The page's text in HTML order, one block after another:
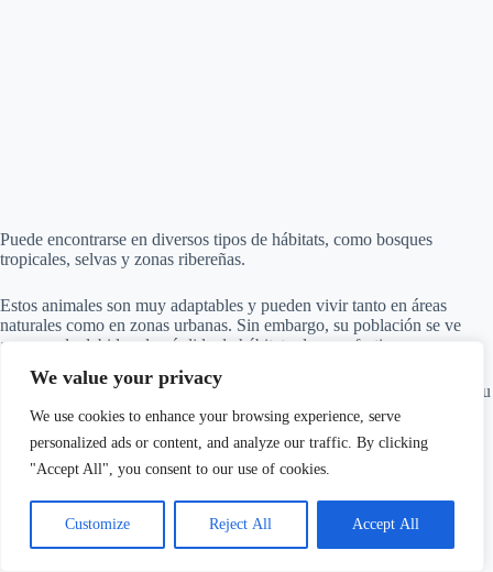
We value your privacy
We use cookies to enhance your browsing experience, serve
personalized ads or content, and analyze our traffic. By clicking
"Accept All", you consent to our use of cookies.
Customize Reject All Accept All
Puede encontrarse en diversos tipos de hábitats, como bosques
tropicales, selvas y zonas ribereñas.
Estos animales son muy adaptables y pueden vivir tanto en áreas
naturales como en zonas urbanas. Sin embargo, su población se ve
amenazada debido a la pérdida de hábitat y la caza furtiva.
Es importante tomar medidas para proteger a esta especie y asegurar su
distribución en la región.